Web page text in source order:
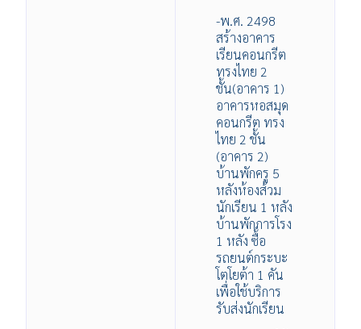
-พ.ศ. 2498
สร้างอาคาร
เรียนคอนกรีต
ทรงไทย 2
ชั้น(อาคาร 1)
อาคารหอสมุด
คอนกรีต ทรง
ไทย 2 ชั้น
(อาคาร 2)
บ้านพักครู 5
หลังห้องส้วม
นักเรียน 1 หลัง
บ้านพักภารโรง
1 หลัง ซื้อ
รถยนต์กระบะ
โตโยต้า 1 คัน
เพื่อใช้บริการ
รับส่งนักเรียน